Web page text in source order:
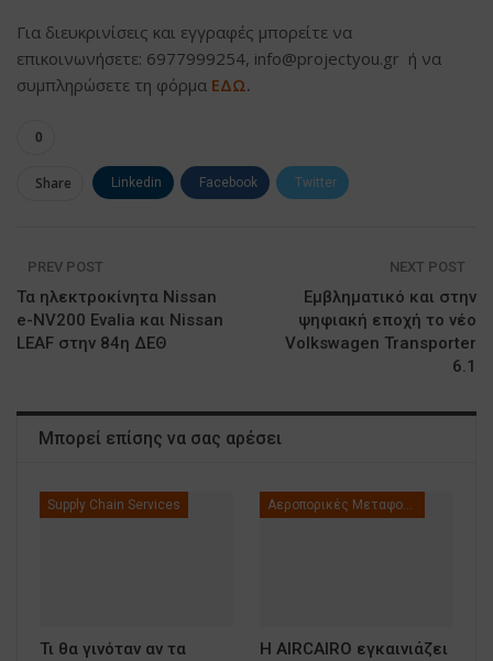
Για διευκρινίσεις και εγγραφές μπορείτε να
επικοινωνήσετε: 6977999254, info@projectyou.gr ή να
συμπληρώσετε τη φόρμα ΕΔΩ.
0
Share Linkedin Facebook Twitter
PREV POST
Τα ηλεκτροκίνητα Nissan
e-NV200 Evalia και Nissan
LEAF στην 84η ΔΕΘ
NEXT POST
Εμβληματικό και στην
ψηφιακή εποχή το νέο
Volkswagen Transporter
6.1
Μπορεί επίσης να σας αρέσει
Supply Chain Services
Τι θα γινόταν αν τα
Αεροπορικές Μεταφορές
Η AIRCAIRO εγκαινιάζει